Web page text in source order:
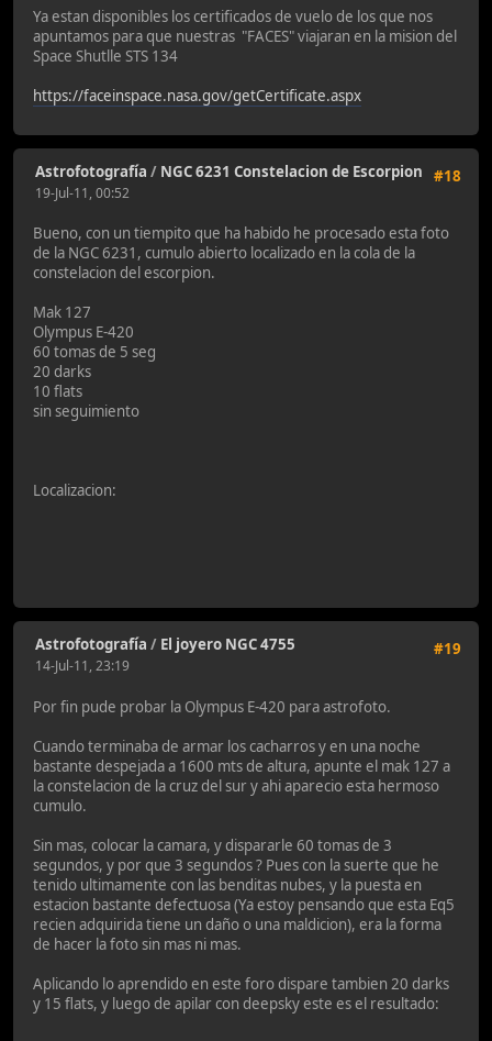
Ya estan disponibles los certificados de vuelo de los que nos
apuntamos para que nuestras "FACES" viajaran en la mision del
Space Shutlle STS 134
https://faceinspace.nasa.gov/getCertificate.aspx
#18
Astrofotografía / NGC 6231 Constelacion de Escorpion
19-Jul-11, 00:52
Bueno, con un tiempito que ha habido he procesado esta foto
de la NGC 6231, cumulo abierto localizado en la cola de la
constelacion del escorpion.
Mak 127
Olympus E-420
60 tomas de 5 seg
20 darks
10 flats
sin seguimiento
Localizacion:
#19
Astrofotografía / El joyero NGC 4755
14-Jul-11, 23:19
Por fin pude probar la Olympus E-420 para astrofoto.
Cuando terminaba de armar los cacharros y en una noche
bastante despejada a 1600 mts de altura, apunte el mak 127 a
la constelacion de la cruz del sur y ahi aparecio esta hermoso
cumulo.
Sin mas, colocar la camara, y dispararle 60 tomas de 3
segundos, y por que 3 segundos ? Pues con la suerte que he
tenido ultimamente con las benditas nubes, y la puesta en
estacion bastante defectuosa (Ya estoy pensando que esta Eq5
recien adquirida tiene un daño o una maldicion), era la forma
de hacer la foto sin mas ni mas.
Aplicando lo aprendido en este foro dispare tambien 20 darks
y 15 flats, y luego de apilar con deepsky este es el resultado: